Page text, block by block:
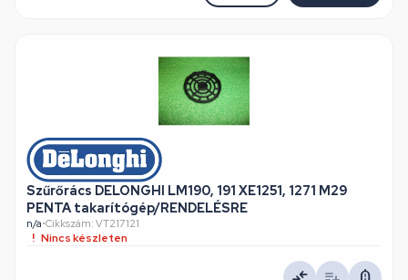
Szűrőrács DELONGHI LM190, 191 XE1251, 1271 M29
PENTA takarítógép/RENDELÉSRE
n/a•Cikkszám: VT217121
Nincs készleten